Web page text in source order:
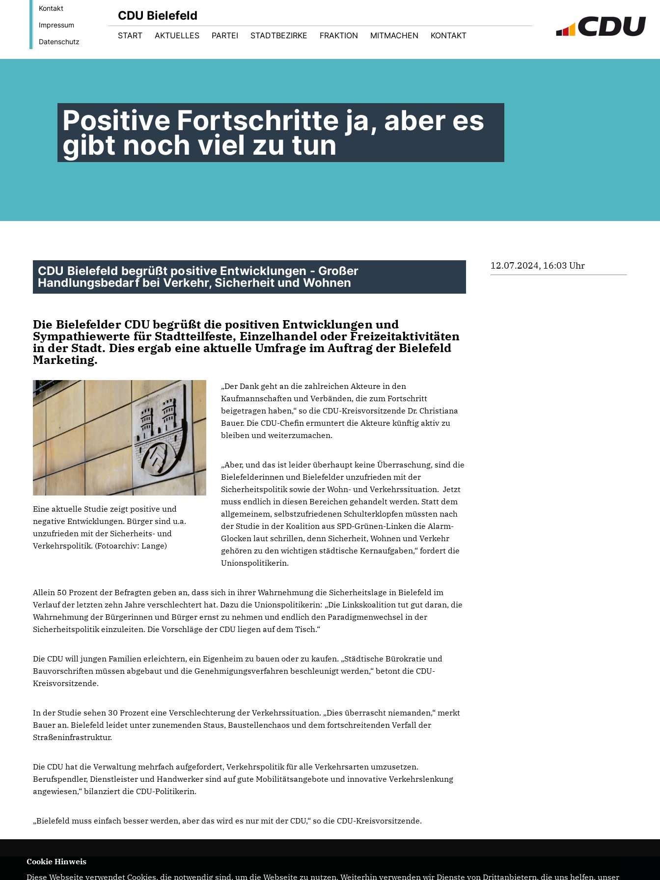
Kontakt
Impressum
Datenschutz
CDU Bielefeld
START AKTUELLES PARTEI STADTBEZIRKE FRAKTION MITMACHEN KONTAKT
Positive Fortschritte ja, aber es
gibt noch viel zu tun
CDU Bielefeld begrüßt positive Entwicklungen - Großer
Handlungsbedarf bei Verkehr, Sicherheit und Wohnen
Die Bielefelder CDU begrüßt die positiven Entwicklungen und
Sympathiewerte für Stadtteilfeste, Einzelhandel oder Freizeitaktivitäten
in der Stadt. Dies ergab eine aktuelle Umfrage im Auftrag der Bielefeld
Marketing.
Eine aktuelle Studie zeigt positive und
negative Entwicklungen. Bürger sind u.a.
unzufrieden mit der Sicherheits- und
Verkehrspolitik. (Fotoarchiv: Lange)
Der Dank geht an die zahlreichen Akteure in den
Kaufmannschaften und Verbänden, die zum Fortschritt
beigetragen haben,“ so die CDU-Kreisvorsitzende Dr. Christiana
Bauer. Die CDU-Chefin ermuntert die Akteure künftig aktiv zu
bleiben und weiterzumachen.
Aber, und das ist leider überhaupt keine Überraschung, sind die
Bielefelderinnen und Bielefelder unzufrieden mit der
Sicherheitspolitik sowie der Wohn- und Verkehrssituation. Jetzt
muss endlich in diesen Bereichen gehandelt werden. Statt dem
allgemeinem, selbstzufriedenen Schulterklopfen müssten nach
der Studie in der Koalition aus SPD-Grünen-Linken die Alarm-
Glocken laut schrillen, denn Sicherheit, Wohnen und Verkehr
gehören zu den wichtigen städtische Kernaufgaben,“ fordert die
Unionspolitikerin.
Allein 50 Prozent der Befragten geben an, dass sich in ihrer Wahrnehmung die Sicherheitslage in Bielefeld im
Verlauf der letzten zehn Jahre verschlechtert hat. Dazu die Unionspolitikerin: „Die Linkskoalition tut gut daran, die
Wahrnehmung der Bürgerinnen und Bürger ernst zu nehmen und endlich den Paradigmenwechsel in der
Sicherheitspolitik einzuleiten. Die Vorschläge der CDU liegen auf dem Tisch.“
Die CDU will jungen Familien erleichtern, ein Eigenheim zu bauen oder zu kaufen. „Städtische Bürokratie und
Bauvorschriften müssen abgebaut und die Genehmigungsverfahren beschleunigt werden,“ betont die CDU-
Kreisvorsitzende.
In der Studie sehen 30 Prozent eine Verschlechterung der Verkehrssituation. „Dies überrascht niemanden,“ merkt
Bauer an. Bielefeld leidet unter zunemenden Staus, Baustellenchaos und dem fortschreitenden Verfall der
Straßeninfrastruktur.
Die CDU hat die Verwaltung mehrfach aufgefordert, Verkehrspolitik für alle Verkehrsarten umzusetzen.
Berufspendler, Dienstleister und Handwerker sind auf gute Mobilitätsangebote und innovative Verkehrslenkung
angewiesen,“ bilanziert die CDU-Politikerin.
Bielefeld muss einfach besser werden, aber das wird es nur mit der CDU,“ so die CDU-Kreisvorsitzende.
12.07.2024, 16:03 Uhr
Cookie Hinweis
Diese Webseite verwendet Cookies, die notwendig sind, um die Webseite zu nutzen. Weiterhin verwenden wir Dienste von Drittanbietern, die uns helfen, unser